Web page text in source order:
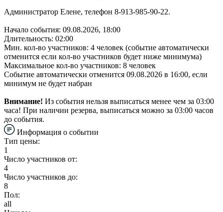
Администратор Елене, телефон 8-913-985-90-22.
Начало события: 09.08.2026, 18:00
Длительность: 02:00
Мин. кол-во участников: 4 человек (событие автоматически
отменится если кол-во участников будет ниже минимума)
Максимальное кол-во участников: 8 человек
Событие автоматически отменится 09.08.2026 в 16:00, если
минимум не будет набран
Внимание! Из события нельзя выписаться менее чем за 03:00
часа! При наличии резерва, выписаться можно за 03:00 часов
до события.
Информация о событии
Тип цены:
1
Число участников от:
4
Число участников до:
8
Пол:
all